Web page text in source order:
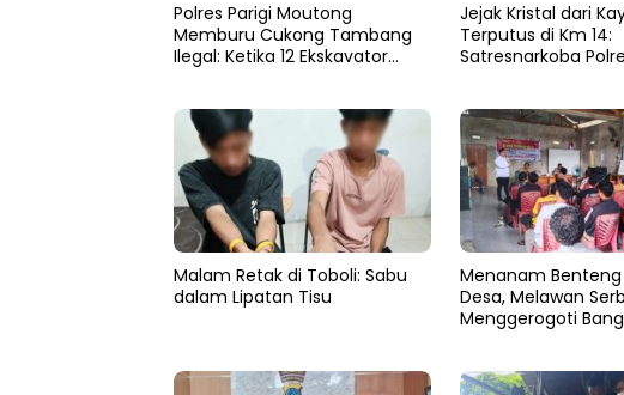
Polres Parigi Moutong
Memburu Cukong Tambang
Ilegal: Ketika 12 Ekskavator
Jejak Kristal dari
Terputus di Km 14:
Satresnarkoba
Malam Retak di Toboli: Sabu
dalam Lipatan Tisu
Menanam Benteng
Desa, Melawan
Menggerogoti